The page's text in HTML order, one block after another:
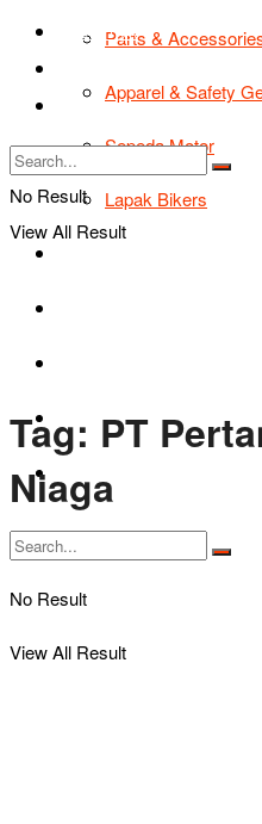
Parts &
Apparel & Safety
Sepeda Motor
Lapak Bikers
Bikers Cars
No Result
View All Result
TIPS & TRIK
Tentang Kami
No Result
View All Result
Tag: PT
Niaga